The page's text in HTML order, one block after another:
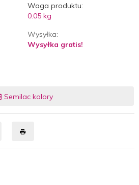
Waga produktu:
0.05 kg
Wysyłka:
Wysyłka gratis!
Semilac kolory